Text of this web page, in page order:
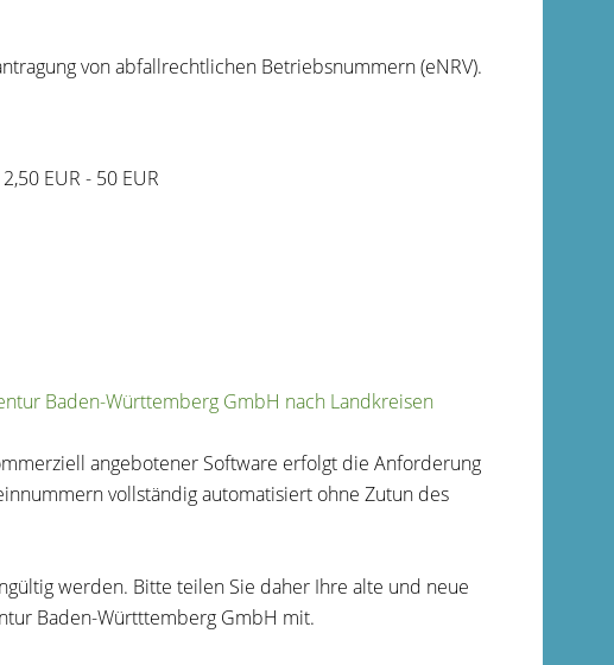
von abfallrechtlichen Betriebsnummern (eNRV).
EUR - 50 EUR
Baden-Württemberg GmbH nach Landkreisen
angebotener Software erfolgt die Anforderung
vollständig automatisiert ohne Zutun des
werden. Bitte teilen Sie daher Ihre alte und neue
Baden-Württtemberg GmbH mit.